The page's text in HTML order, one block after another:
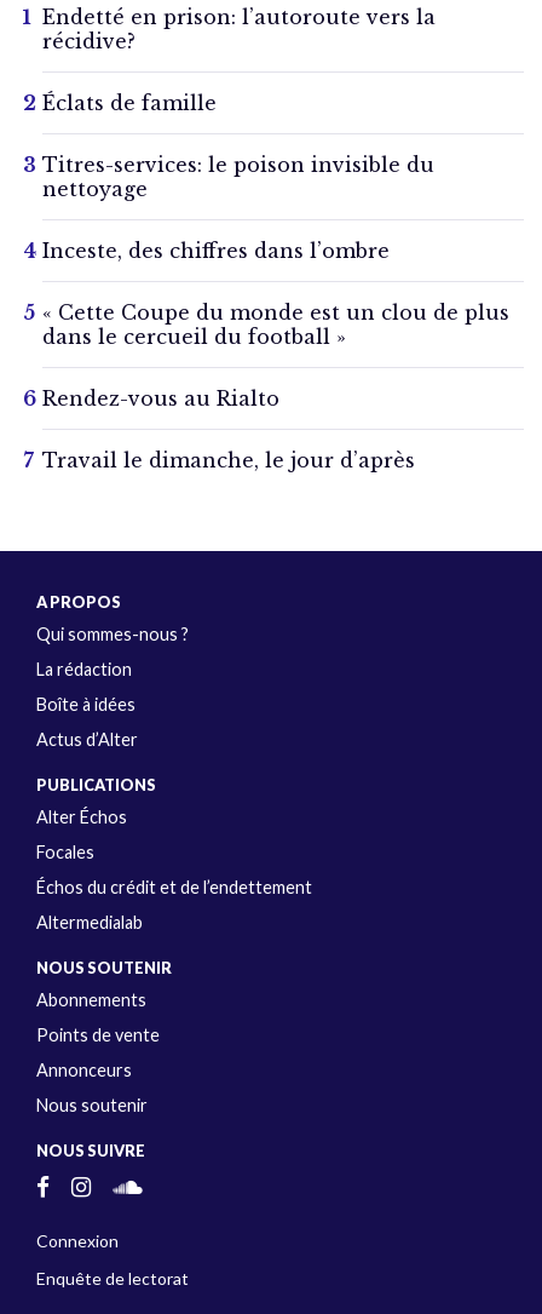
Endetté en prison: l’autoroute vers la
récidive?
Éclats de famille
Titres-services: le poison invisible du
nettoyage
Inceste, des chiffres dans l’ombre
« Cette Coupe du monde est un clou de plus
dans le cercueil du football »
Rendez-vous au Rialto
Travail le dimanche, le jour d’après
A PROPOS
Qui sommes-nous ?
La rédaction
Boîte à idées
Actus d’Alter
PUBLICATIONS
Alter Échos
Focales
Échos du crédit et de l’endettement
Altermedialab
NOUS SOUTENIR
Abonnements
Points de vente
Annonceurs
Nous soutenir
NOUS SUIVRE
Connexion
Enquête de lectorat